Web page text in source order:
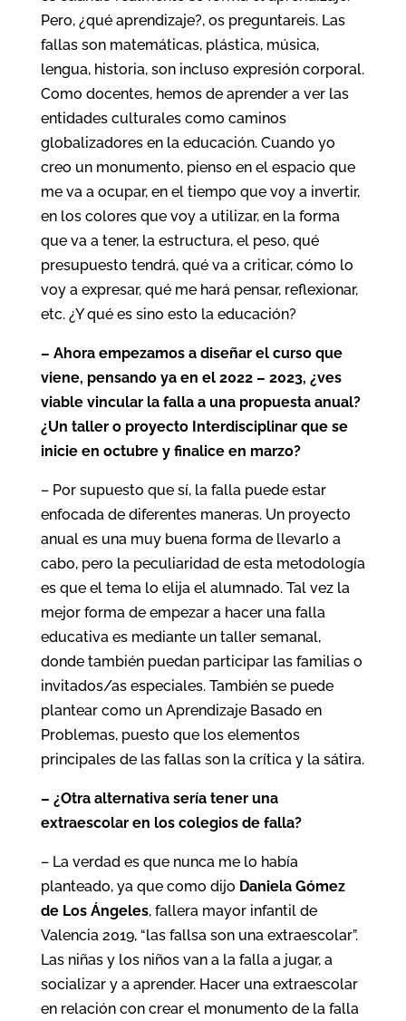
Pero, ¿qué aprendizaje?, os preguntareis. Las
fallas son matemáticas, plástica, música,
lengua, historia, son incluso expresión corporal.
Como docentes, hemos de aprender a ver las
entidades culturales como caminos
globalizadores en la educación. Cuando yo
creo un monumento, pienso en el espacio que
me va a ocupar, en el tiempo que voy a invertir,
en los colores que voy a utilizar, en la forma
que va a tener, la estructura, el peso, qué
presupuesto tendrá, qué va a criticar, cómo lo
voy a expresar, qué me hará pensar, reflexionar,
etc. ¿Y qué es sino esto la educación?
– Ahora empezamos a diseñar el curso que
viene, pensando ya en el 2022 – 2023, ¿ves
viable vincular la falla a una propuesta anual?
¿Un taller o proyecto Interdisciplinar que se
inicie en octubre y finalice en marzo?
– Por supuesto que sí, la falla puede estar
enfocada de diferentes maneras. Un proyecto
anual es una muy buena forma de llevarlo a
cabo, pero la peculiaridad de esta metodología
es que el tema lo elija el alumnado. Tal vez la
mejor forma de empezar a hacer una falla
educativa es mediante un taller semanal,
donde también puedan participar las familias o
invitados/as especiales. También se puede
plantear como un Aprendizaje Basado en
Problemas, puesto que los elementos
principales de las fallas son la crítica y la sátira.
– ¿Otra alternativa sería tener una
extraescolar en los colegios de falla?
– La verdad es que nunca me lo había
planteado, ya que como dijo Daniela Gómez
de Los Ángeles, fallera mayor infantil de
Valencia 2019, “las fallsa son una extraescolar”.
Las niñas y los niños van a la falla a jugar, a
socializar y a aprender. Hacer una extraescolar
en relación con crear el monumento de la falla